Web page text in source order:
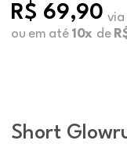
R$ 69,90 via
ou em até 10x de
Short